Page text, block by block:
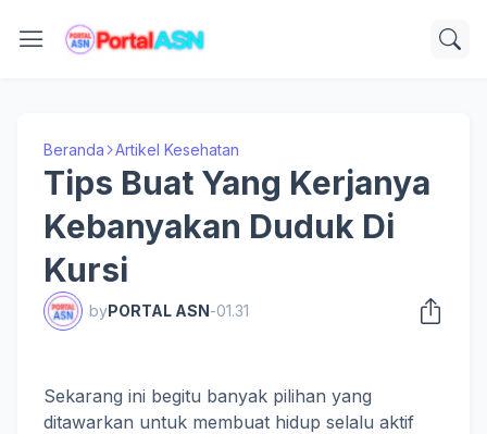
Beranda Artikel Kesehatan
Tips Buat Yang Kerjanya
Kebanyakan Duduk Di
Kursi
byPORTAL ASN-01.31
Sekarang ini begitu banyak pilihan yang
ditawarkan untuk membuat hidup selalu aktif